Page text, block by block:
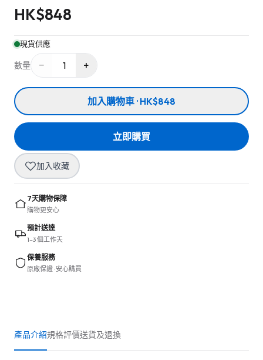
HK$848
現貨供應
數量 − 1 +
加入購物車 · HK$848
立即購買
加入收藏
7天購物保障
購物更安心
預計送達
1–3 個工作天
保養服務
原廠保證 · 安心購買
產品介紹規格評價送貨及退換